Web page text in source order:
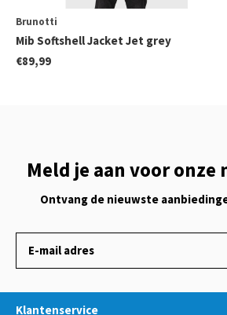
Brunotti
Mib Softshell Jacket Jet grey
€89,99
Meld je aan voor
Ontvang de nieuwste
Klantenservice